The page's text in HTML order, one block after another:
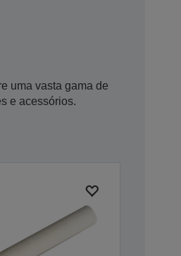
uma vasta gama de
e acessórios.